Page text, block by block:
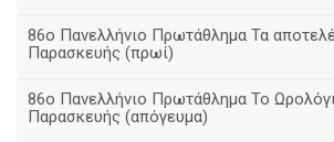
86ο Πανελλήνιο Πρωτάθλημα Τα
Παρασκευής (πρωί)
86ο Πανελλήνιο Πρωτάθλημα Το
Παρασκευής (απόγευμα)